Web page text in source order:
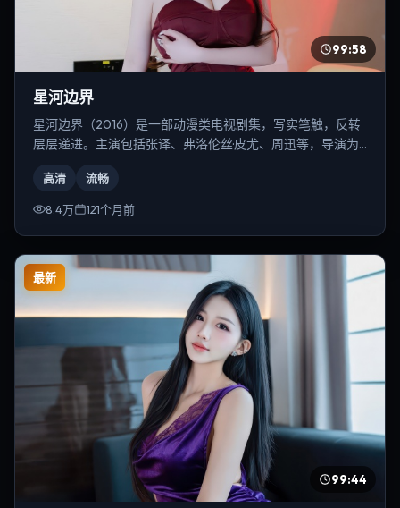
99:58
星河边界
星河边界（2016）是一部动漫类电视剧集，写实笔触，反转
层层递进。主演包括张译、弗洛伦丝·皮尤、周迅等，导演为
高清 流畅
8.4万 121个月前
最新
99:44